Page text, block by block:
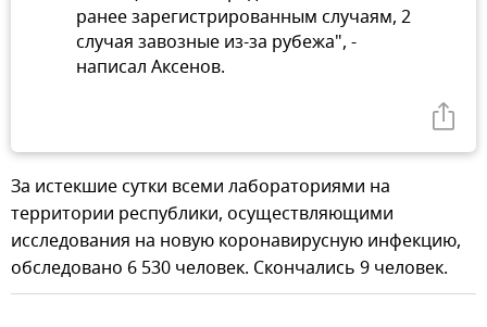
ранее зарегистрированным случаям, 2
случая завозные из-за рубежа", -
написал Аксенов.
За истекшие сутки всеми лабораториями на
территории республики, осуществляющими
исследования на новую коронавирусную инфекцию,
обследовано 6 530 человек. Скончались 9 человек.